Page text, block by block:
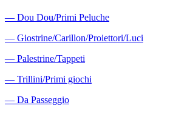
― Dou Dou/Primi Peluche
― Giostrine/Carillon/Proiettori/Luci
― Palestrine/Tappeti
― Trillini/Primi giochi
― Da Passeggio